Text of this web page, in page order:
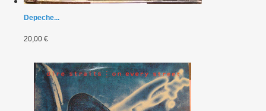
Depeche...
20,00 €